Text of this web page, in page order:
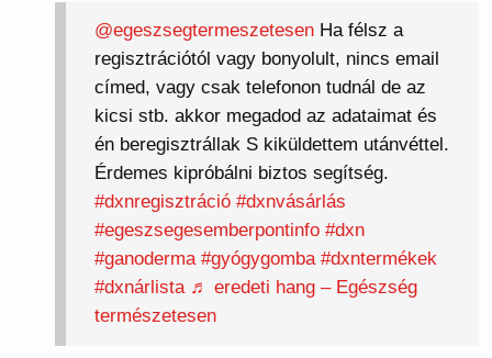
@egeszsegtermeszetesenHa félsz a
regisztrációtól vagy bonyolult, nincs email
címed, vagy csak telefonon tudnál de az
kicsi stb. akkor megadod az adataimat és
én beregisztrállak S kiküldettem utánvéttel.
Érdemes kipróbálni biztos segítség.
#dxnregisztráció #dxnvásárlás
#egeszsegesemberpontinfo #dxn
#ganoderma #gyógygomba #dxntermékek
#dxnárlista ♬ eredeti hang – Egészség
természetesen